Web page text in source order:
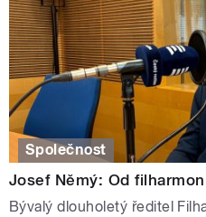
Společnost
Josef Němý: Od
Bývalý dlouholetý ředitel